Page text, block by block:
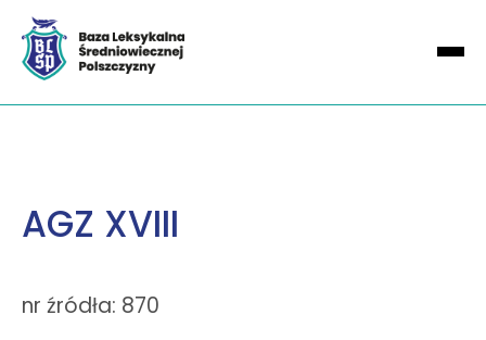
AGZ XVIII
nr źródła: 870